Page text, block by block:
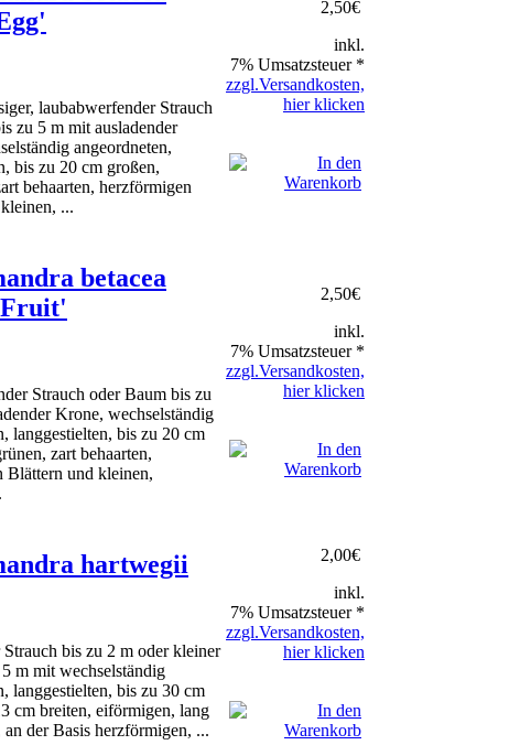
laubabwerfender Strauch
zu 5 m mit ausladender
angeordneten,
bis zu 20 cm großen,
behaarten, herzförmigen
...
2,50€
inkl.
7% Umsatzsteuer *
zzgl.Versandkosten,
hier klicken
betacea
Strauch oder Baum bis zu
Krone, wechselständig
langgestielten, bis zu 20 cm
zart behaarten,
Blättern und kleinen,
2,50€
inkl.
7% Umsatzsteuer *
zzgl.Versandkosten,
hier klicken
hartwegii
bis zu 2 m oder kleiner
m mit wechselständig
langgestielten, bis zu 30 cm
cm breiten, eiförmigen, lang
an der Basis herzförmigen, ...
2,00€
inkl.
7% Umsatzsteuer *
zzgl.Versandkosten,
hier klicken